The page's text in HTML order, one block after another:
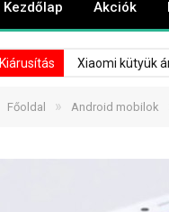
Kezdőlap Akciók
Kiárusítás Xiaomi kütyük
Főoldal » Android mobilok